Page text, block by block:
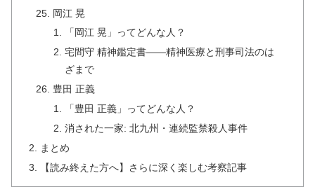
岡江 晃
「岡江 晃」ってどんな人？
宅間守 精神鑑定書――精神医療と刑事司法のは
ざまで
豊田 正義
「豊田 正義」ってどんな人？
消された一家: 北九州・連続監禁殺人事件
まとめ
【読み終えた方へ】さらに深く楽しむ考察記事